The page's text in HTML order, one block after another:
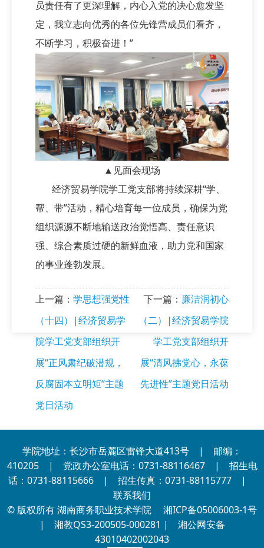
员责任有了更深理解，内心入党的决心愈发坚
定，我立志向优秀的各位先锋营成员们看齐，
不断学习，积极奋进！”
▲见面会现场
经济贸易学院学工党支部将持续深耕“学、
帮、带”活动，精心培育每一位成员，确保为党
组织源源不断地输送政治觉悟高、责任意识
强、综合素质过硬的新鲜血液，助力党和国家
的事业蓬勃发展。
上一篇： 学思想强党性
（十四）|经济贸易学
院学工党支部组织开
展“正风肃纪破潜规，
反腐固本立明矩”主题
党日活动
下一篇： 廉洁润初心
（二）|经济贸易学院
学工党支部组织开
展“清风拂党心，永葆
先进性”主题党日活动
学院地址：长沙市岳麓区雷锋大道413号 | 邮编：
410205 | 党政办公室电话：0731-88116467 | 招生电
话：0731-88115666 | 招生传真：0731-88115777 |
联系我们
© 版权所有 湖南商务职业技术学院
湘ICP备05006003-1号
| 湘教QS3-200505-000281 | 湘公网安备
43010402002043